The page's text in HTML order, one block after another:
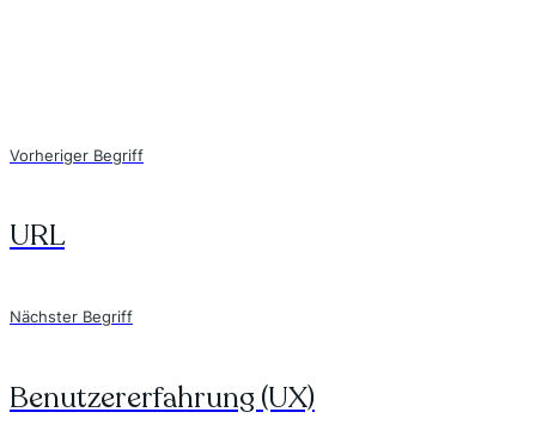
Vorheriger Begriff
URL
Nächster Begriff
Benutzererfahrung (UX)